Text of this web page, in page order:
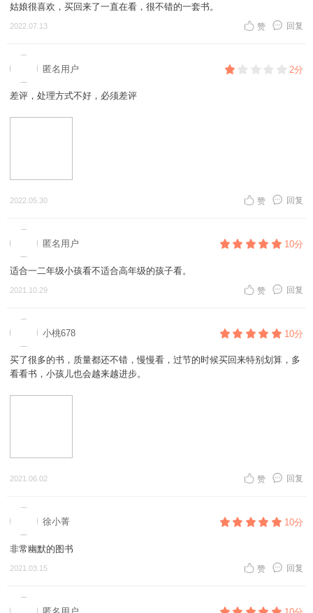
姑娘很喜欢，买回来了一直在看，很不错的一套书。
2022.07.13 回复
赞
匿名用户 2分
差评，处理方式不好，必须差评
2022.05.30 回复
赞
匿名用户 10分
适合一二年级小孩看不适合高年级的孩子看。
2021.10.29 回复
赞
小桃678 10分
买了很多的书，质量都还不错，慢慢看，过节的时候买回来特别划算，多
看看书，小孩儿也会越来越进步。
2021.06.02 回复
赞
徐小菁 10分
非常幽默的图书
2021.03.15 回复
赞
匿名用户